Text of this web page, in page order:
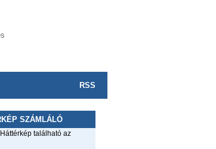
RSS
SZÁMLÁLÓ
található az